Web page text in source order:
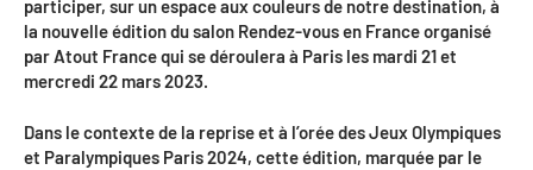
Labels, Certifications et Normes
Accessibilité
Tourisme & Handicap
Guides et interprètes
Services, Wifi, cartes
Autocaristes/Transporteurs/transféristes
participer, sur un espace aux couleurs de notre destination, à
la nouvelle édition du salon Rendez-vous en France organisé
par Atout France qui se déroulera à Paris les mardi 21 et
mercredi 22 mars 2023.
Dans le contexte de la reprise et à l’orée des Jeux Olympiques
et Paralympiques Paris 2024, cette édition, marquée par le